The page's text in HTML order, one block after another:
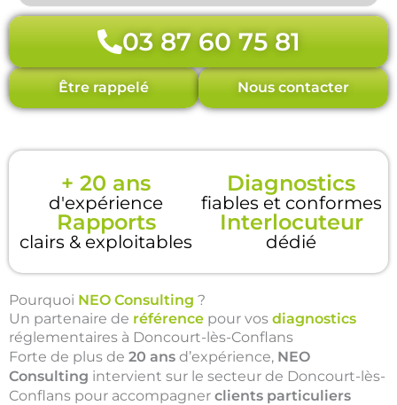
03 87 60 75 81
Être rappelé Nous contacter
+ 20 ans
d'expérience
Diagnostics
fiables et conformes
Rapports
clairs & exploitables
Interlocuteur
dédié
Pourquoi NEO Consulting ?
Un partenaire de référence pour vos diagnostics
réglementaires à Doncourt-lès-Conflans
Forte de plus de 20 ans d’expérience, NEO
Consulting intervient sur le secteur de Doncourt-lès-
Conflans pour accompagner clients particuliers